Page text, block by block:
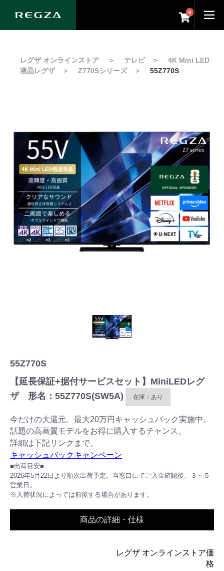
0
レグザ オンラインストア ＞ テレビ＞ 4K Mini LED
液晶レグザ＞ Z770Sシリーズ＞ 55Z770S
55Z770S
【延長保証+据付サービスセット】MiniLEDレグ
ザ 形名：55Z770S(SW5A)
在庫：あり
今だけの大還元、最大20万円キャッシュバック実施中。
話題の高画質モデルをお得に購入するチャンス。
詳細は下記リンクまで。
キャッシュバックキャンペーン
■出荷目安■
2026年5月22日より順次出荷予定。当窓口にてご入金確認後、３～５
営業日。
※入荷状況によっては前後する場合があります。
商品の詳細・仕様
レグザ オンラインストア価
格